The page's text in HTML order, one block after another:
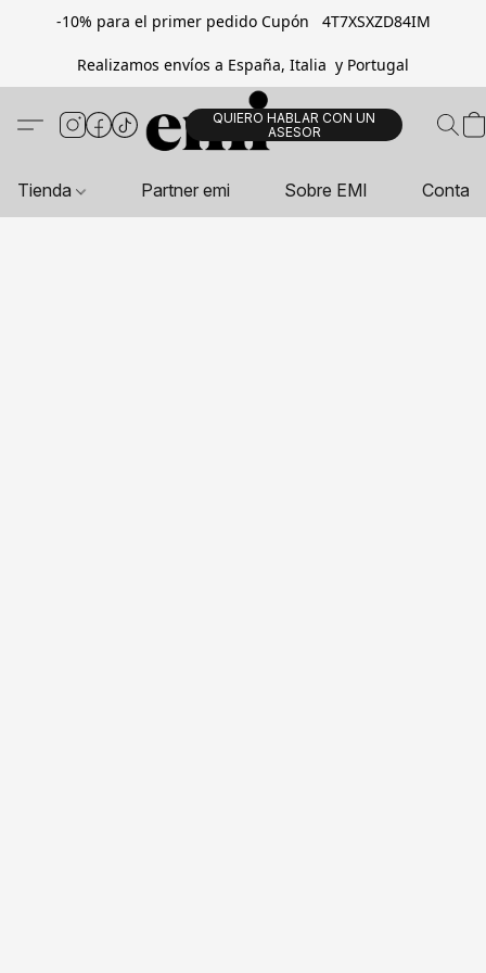
-10% para el primer pedido Cupón 4T7XSXZD84IM
Realizamos envíos a España, Italia y Portugal
QUIERO HABLAR CON UN
ASESOR
Tienda Partner emi Sobre EMI